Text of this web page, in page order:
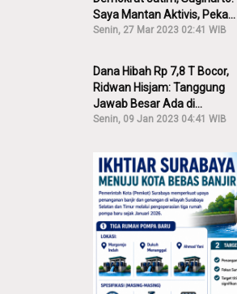
Saya Mantan Aktivis, Peka
Sekali Kalau Ada yang
Senin, 27 Mar 2023 02:41 WIB
Dana Hibah Rp 7,8 T Bocor,
Ridwan Hisjam: Tanggung
Jawab Besar Ada di
Pemprov, Bukan DPRD Jatim!
Senin, 09 Jan 2023 04:41 WIB